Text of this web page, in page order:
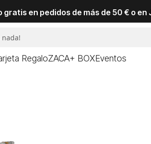
gratis en pedidos de más de 50 € o
RegaloZACA+ BOXEventos